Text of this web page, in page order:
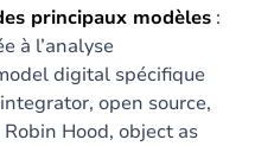
principaux modèles :
à l’analyse
digital spécifique
open source,
Hood, object as